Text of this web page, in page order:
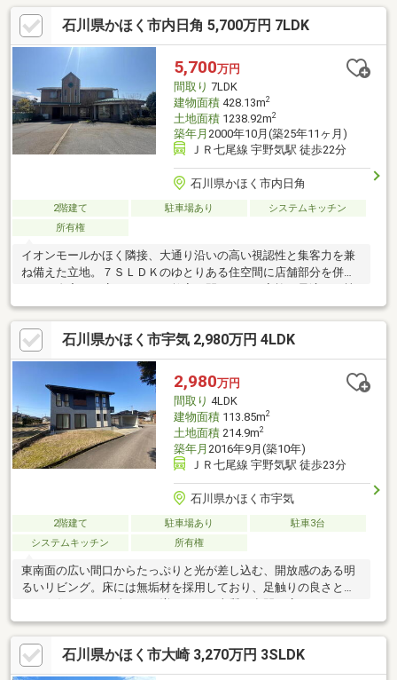
最大5台駐車可能（車種による）。大切な愛車を守りたい方や、ア
ウトドア用品の保管・趣味のスペースを求める方にもおすすめで
す。レンガ調のアクセントウォールや造作洗面、開放的な大型バ
ルコニーなど、一般的な建売住宅とはひと味違う空間をぜひ現地
でご体感ください。
石川県かほく市内日角 5,700万円 7LDK
5,700万円
間取り 7LDK
建物面積428.13m2
土地面積1238.92m2
築年月 2000年10月(築25年11ヶ月)
ＪＲ七尾線 宇野気駅 徒歩22分
石川県かほく市内日角
2階建て 駐車場あり
システムキッチン
所有権
イオンモールかほく隣接、大通り沿いの高い視認性と集客力を兼
ね備えた立地。７ＳＬＤＫのゆとりある住空間に店舗部分を併設
です。男女別トイレや広大な駐車スペースを備え、来客対応も安
心。屋上スペースや２階建物置も活用でき、在庫管理や趣味空間
としても重宝します。暮らしの安定と事業の可能性を同時に広げ
られる、希少性の高い住居付店舗物件です。
石川県かほく市宇気 2,980万円 4LDK
2,980万円
間取り 4LDK
建物面積113.85m2
土地面積214.9m2
築年月 2016年9月(築10年)
ＪＲ七尾線 宇野気駅 徒歩23分
石川県かほく市宇気
2階建て 駐車場あり
駐車3台
システムキッチン
所有権
東南面の広い間口からたっぷりと光が差し込む、開放感のある明
るいリビング。床には無垢材を採用しており、足触りの良さとと
もに、住むほどに味わいが増していく上質な空間が広がります。
見た目以上に収納が充実している点も本物件の魅力で、シューズ
クロークやファミリークロークをはじめ、適材適所に計画された
収納設計により住空間をすっきり保てます。さらに家事動線にも
配慮された間取りで、毎日の暮らしやすさを実感いただけます。
石川県かほく市大崎 3,270万円 3SLDK